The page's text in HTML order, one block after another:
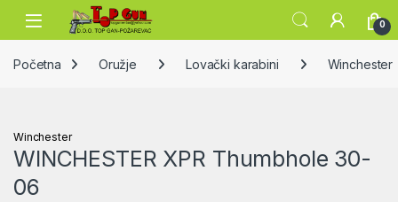
Skip to navigation
Skip to content
Open 0
Početna Oružje Lovački karabini Winchester
Winchester
WINCHESTER XPR Thumbhole 30-
06